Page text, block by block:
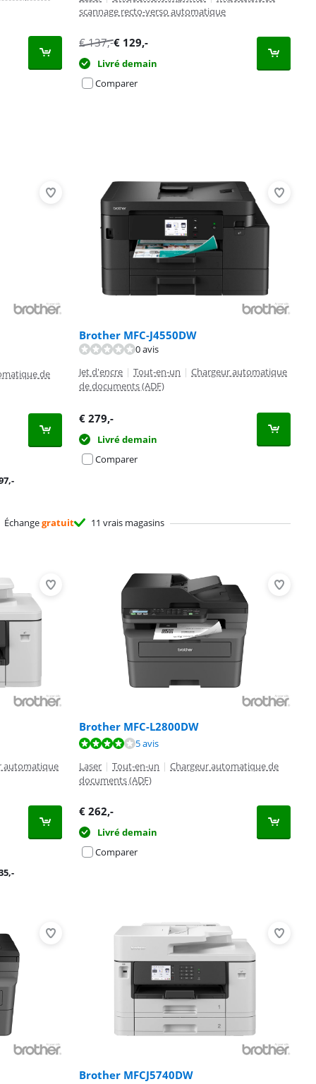
scannage recto-verso automatique
€137,-€ 129,-
Livré demain
Comparer
de
,-
Brother MFC-J4550DW
0 avis
Jet d'encre | Tout-en-un | Chargeur automatique
de documents (ADF)
€ 279,-
Livré demain
Comparer
Échangegratuit 11 vrais magasins
automatique
,-
Brother MFC-L2800DW
5 avis
Laser | Tout-en-un | Chargeur automatique de
documents (ADF)
€ 262,-
Livré demain
Comparer
Brother MFCJ5740DW